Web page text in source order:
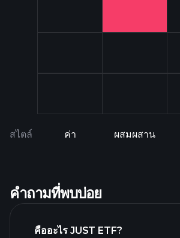
สไตล์ ค่า ผสมผสาน
คำถามที่พบบ่อย
คืออะไร JUST ETF?